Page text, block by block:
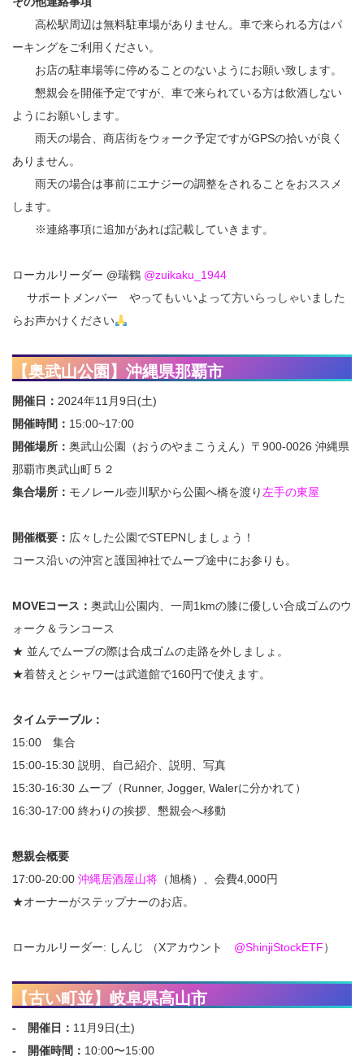
高松駅周辺は無料駐車場がありません。車で来られる方はパ
ーキングをご利用ください。
お店の駐車場等に停めることのないようにお願い致します。
懇親会を開催予定ですが、車で来られている方は飲酒しない
ようにお願いします。
雨天の場合、商店街をウォーク予定ですがGPSの拾いが良く
ありません。
雨天の場合は事前にエナジーの調整をされることをおススメ
します。
※連絡事項に追加があれば記載していきます。
ローカルリーダー @瑞鶴 @zuikaku_1944
サポートメンバー やってもいいよって方いらっしゃいました
らお声かけください
【奥武山公園】沖縄県那覇市
開催日： 2024年11月9日(土)
開催時間： 15:00~17:00
開催場所： 奥武山公園（おうのやまこうえん）〒900-0026 沖縄県
那覇市奥武山町５２
集合場所： モノレール壺川駅から公園へ橋を渡り左手の東屋
開催概要： 広々した公園でSTEPNしましょう！
コース沿いの沖宮と護国神社でムーブ途中にお参りも。
MOVEコース： 奥武山公園内、一周1kmの膝に優しい合成ゴムのウ
ォーク＆ランコース
★ 並んでムーブの際は合成ゴムの走路を外しましょ。
★着替えとシャワーは武道館で160円で使えます。
タイムテーブル：
15:00 集合
15:00-15:30 説明、自己紹介、説明、写真
15:30-16:30 ムーブ（Runner, Jogger, Walerに分かれて）
16:30-17:00 終わりの挨拶、懇親会へ移動
懇親会概要
17:00-20:00 沖縄居酒屋山将 （旭橋）、会費4,000円
★オーナーがステップナーのお店。
ローカルリーダー: しんじ （Xアカウント @ShinjiStockETF）
【古い町並】岐阜県高山市
- 開催日： 11月9日(土)
- 開催時間： 10:00〜15:00